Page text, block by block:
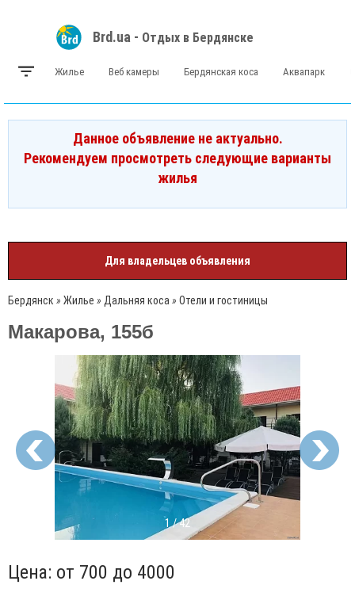
Brd.ua - Отдых в Бердянске
Жилье Веб камеры Бердянская коса Аквапарк
Данное объявление не актуально.
Рекомендуем просмотреть следующие варианты
жилья
Для владельцев объявления
Бердянск » Жилье » Дальняя коса » Отели и гостиницы
Макарова, 155б
1/42
Цена: от 700 до 4000